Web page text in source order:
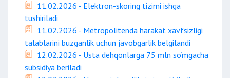
11.02.2026 - Elektron-skoring tizimi ishga
tushiriladi
11.02.2026 - Metropolitenda harakat xavfsizligi
talablarini buzganlik uchun javobgarlik belgilandi
12.02.2026 - Usta dehqonlarga 75 mln so‘mgacha
subsidiya beriladi